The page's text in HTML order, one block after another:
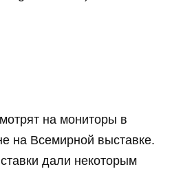
на мониторы в
на Всемирной выставке.
дали некоторым